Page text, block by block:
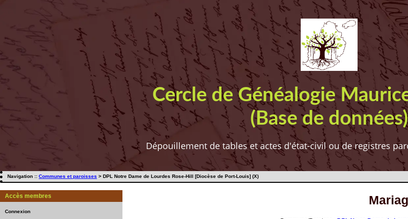
Cercle de Généalogie
(Base de données)
Dépouillement de tables et actes d'état-civil ou de registres
Navigation :: Communes et paroisses > DPL Notre Dame de Lourdes Rose-Hill [Diocèse de Port-Louis] (X)
Accès membres
Connexion